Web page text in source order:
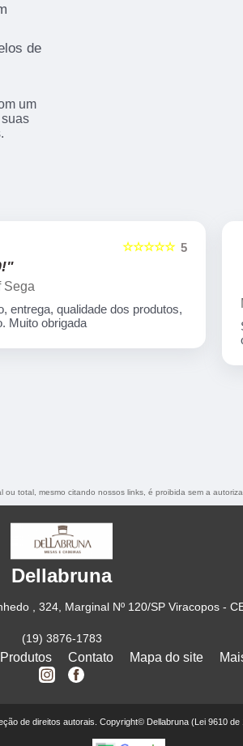
de
um
☆☆☆☆☆
experiencia
Silva
a qualidade e serviços
total, mesmo citando nossos links, é proibida sem a
Dellabruna
, 324, Marginal Nº 120/SP Viracopos -
(19) 3876-1783
Produtos Contato Mapa do site
de direitos autorais. Copyright© Dellabruna (Lei 9610 de